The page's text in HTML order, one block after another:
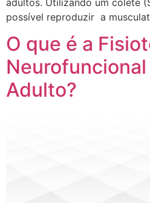
possível reproduzir a
O que é a
Adulto?